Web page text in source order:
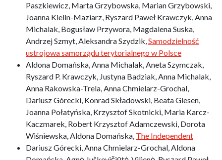
Paszkiewicz, Marta Grzybowska, Marian Grzybowski,
Joanna Kielin-Maziarz, Ryszard Paweł Krawczyk, Anna
Michalak, Bogusław Przywora, Magdalena Suska,
Andrzej Szmyt, Aleksandra Szydzik,Samodzielność
ustrojowa samorządu terytorialnego w Polsce
Aldona Domańska, Anna Michalak, Aneta Szymczak,
Ryszard P. Krawczyk, Justyna Badziak, Anna Michalak,
Anna Rakowska-Trela, Anna Chmielarz-Grochal,
Dariusz Górecki, Konrad Składowski, Beata Giesen,
Joanna Połatyńska, Krzysztof Skotnicki, Maria Karcz-
Kaczmarek, Robert Krzysztof Adamczewski, Dorota
Wiśniewska, Aldona Domańska, The Independent
Dariusz Górecki, Anna Chmielarz-Grochal, Aldona